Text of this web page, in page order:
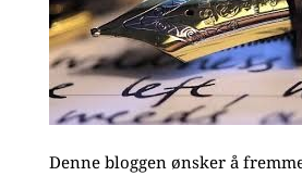
Denne bloggen ønsker å